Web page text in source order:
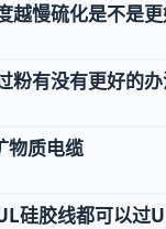
越慢硫化是不是更
粉有没有更好的办
物质电缆
硅胶线都可以过